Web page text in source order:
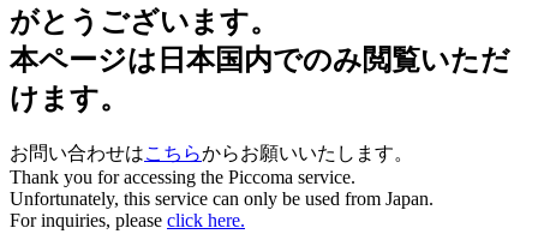
がとうございます。
本ページは日本国内でのみ閲覧いただ
けます。
お問い合わせはこちらからお願いいたします。
Thank you for accessing the Piccoma service.
Unfortunately, this service can only be used from Japan.
For inquiries, please click here.